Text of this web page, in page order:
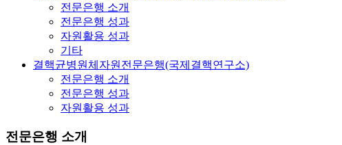
전문은행 소개
전문은행 성과
자원활용 성과
기타
결핵균병원체자원전문은행(국제결핵연구소)
전문은행 소개
전문은행 성과
자원활용 성과
전문은행 소개